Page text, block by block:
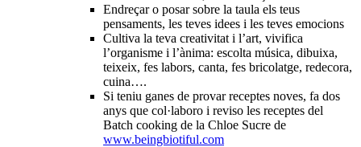
Endreçar o posar sobre la taula els teus
pensaments, les teves idees i les teves emocions
Cultiva la teva creativitat i l’art, vivifica
l’organisme i l’ànima: escolta música, dibuixa,
teixeix, fes labors, canta, fes bricolatge, redecora,
cuina….
Si teniu ganes de provar receptes noves, fa dos
anys que col·laboro i reviso les receptes del
Batch cooking de la Chloe Sucre de
www.beingbiotiful.com